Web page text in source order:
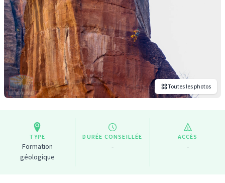
Toutes les photos
TYPE
Formation
géologique
DURÉE CONSEILLÉE
-
ACCÈS
-